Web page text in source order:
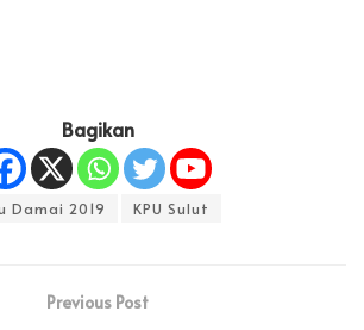
Bagikan
Damai 2019 KPU Sulut
Previous Post